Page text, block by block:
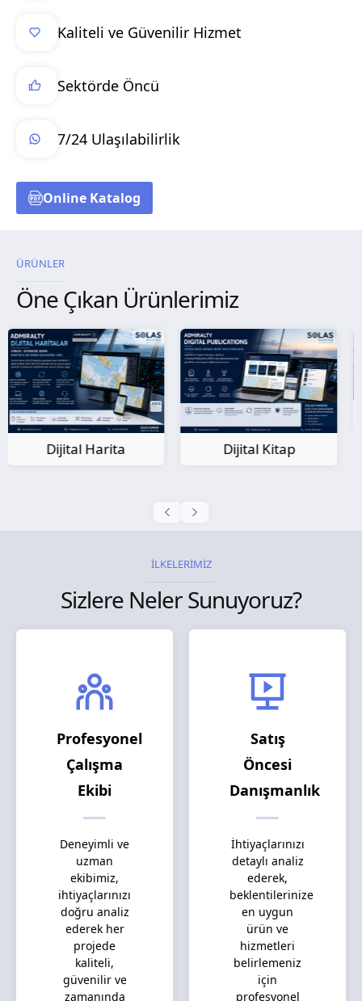
Kaliteli ve Güvenilir Hizmet
Sektörde Öncü
7/24 Ulaşılabilirlik
Online Katalog
ÜRÜNLER
Öne Çıkan Ürünlerimiz
Dijital Kitap
Kağıt Harita
İLKELERİMİZ
Sizlere Neler Sunuyoruz?
Profesyonel
Çalışma
Ekibi
Deneyimli ve
uzman
ekibimiz,
ihtiyaçlarınızı
doğru analiz
ederek her
projede
kaliteli,
güvenilir ve
zamanında
Satış
Öncesi
Danışmanlık
İhtiyaçlarınızı
detaylı analiz
ederek,
beklentilerinize
en uygun
ürün ve
hizmetleri
belirlemeniz
için
profesyonel